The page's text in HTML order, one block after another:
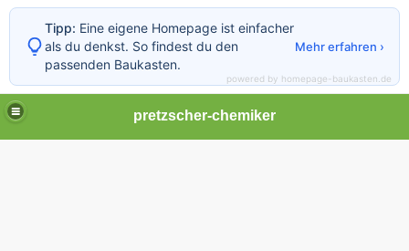
pretzscher-chemiker
Tipp: Eine eigene Homepage ist einfacher
als du denkst. So findest du den
passenden Baukasten.
Mehr erfahren ›
powered by homepage-baukasten.de